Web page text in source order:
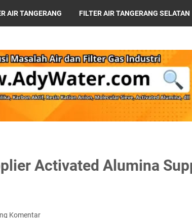
AIR TANGERANG FILTER AIR TANGERANG SELATAN
Activated Alumina
Komentar